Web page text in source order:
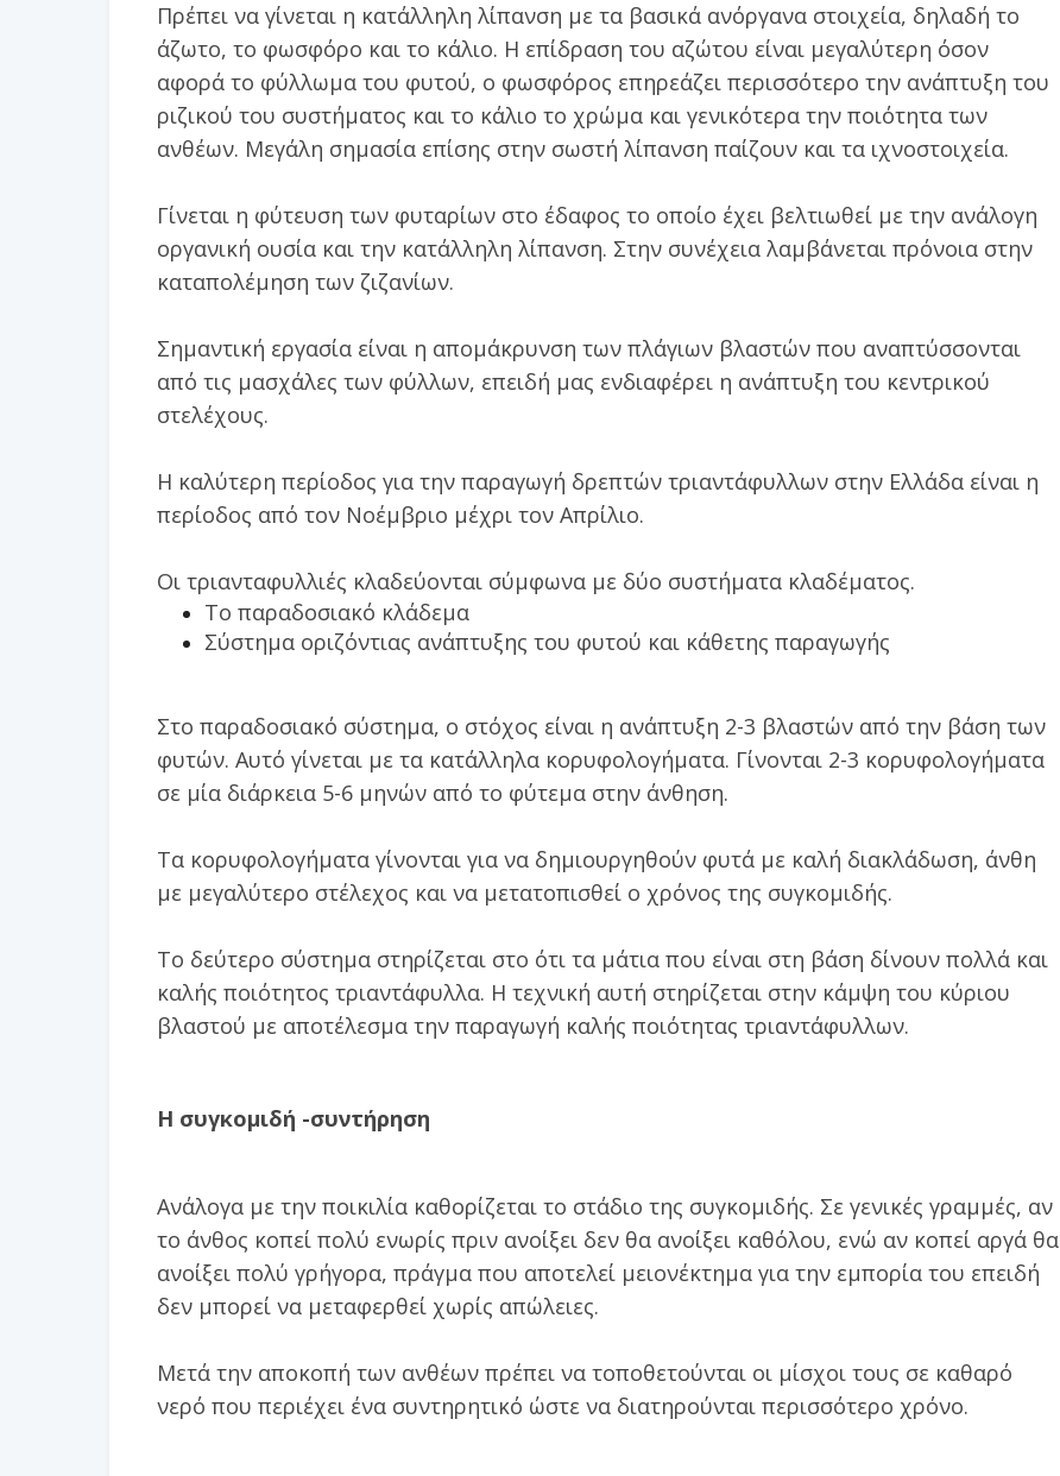
Πρέπει να γίνεται η κατάλληλη λίπανση με τα βασικά ανόργανα στοιχεία, δηλαδή το
άζωτο, το φωσφόρο και το κάλιο. Η επίδραση του αζώτου είναι μεγαλύτερη όσον
αφορά το φύλλωμα του φυτού, ο φωσφόρος επηρεάζει περισσότερο την ανάπτυξη του
ριζικού του συστήματος και το κάλιο το χρώμα και γενικότερα την ποιότητα των
ανθέων. Μεγάλη σημασία επίσης στην σωστή λίπανση παίζουν και τα ιχνοστοιχεία.
Γίνεται η φύτευση των φυταρίων στο έδαφος το οποίο έχει βελτιωθεί με την ανάλογη
οργανική ουσία και την κατάλληλη λίπανση. Στην συνέχεια λαμβάνεται πρόνοια στην
καταπολέμηση των ζιζανίων.
Σημαντική εργασία είναι η απομάκρυνση των πλάγιων βλαστών που αναπτύσσονται
από τις μασχάλες των φύλλων, επειδή μας ενδιαφέρει η ανάπτυξη του κεντρικού
στελέχους.
Η καλύτερη περίοδος για την παραγωγή δρεπτών τριαντάφυλλων στην Ελλάδα είναι η
περίοδος από τον Νοέμβριο μέχρι τον Απρίλιο.
Οι τριανταφυλλιές κλαδεύονται σύμφωνα με δύο συστήματα κλαδέματος.
Το παραδοσιακό κλάδεμα
Σύστημα οριζόντιας ανάπτυξης του φυτού και κάθετης παραγωγής
Στο παραδοσιακό σύστημα, ο στόχος είναι η ανάπτυξη 2-3 βλαστών από την βάση των
φυτών. Αυτό γίνεται με τα κατάλληλα κορυφολογήματα. Γίνονται 2-3 κορυφολογήματα
σε μία διάρκεια 5-6 μηνών από το φύτεμα στην άνθηση.
Τα κορυφολογήματα γίνονται για να δημιουργηθούν φυτά με καλή διακλάδωση, άνθη
με μεγαλύτερο στέλεχος και να μετατοπισθεί ο χρόνος της συγκομιδής.
Το δεύτερο σύστημα στηρίζεται στο ότι τα μάτια που είναι στη βάση δίνουν πολλά και
καλής ποιότητος τριαντάφυλλα. Η τεχνική αυτή στηρίζεται στην κάμψη του κύριου
βλαστού με αποτέλεσμα την παραγωγή καλής ποιότητας τριαντάφυλλων.
Η συγκομιδή -συντήρηση
Ανάλογα με την ποικιλία καθορίζεται το στάδιο της συγκομιδής. Σε γενικές γραμμές, αν
το άνθος κοπεί πολύ ενωρίς πριν ανοίξει δεν θα ανοίξει καθόλου, ενώ αν κοπεί αργά θα
ανοίξει πολύ γρήγορα, πράγμα που αποτελεί μειονέκτημα για την εμπορία του επειδή
δεν μπορεί να μεταφερθεί χωρίς απώλειες.
Μετά την αποκοπή των ανθέων πρέπει να τοποθετούνται οι μίσχοι τους σε καθαρό
νερό που περιέχει ένα συντηρητικό ώστε να διατηρούνται περισσότερο χρόνο.